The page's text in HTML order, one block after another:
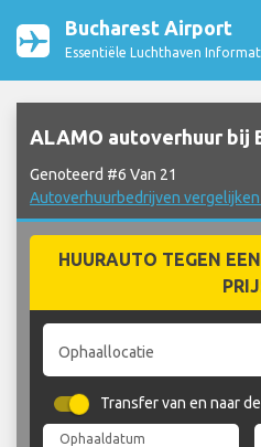
Bucharest Airport
Essentiële Luchthaven
ALAMO autoverhuur bij
Genoteerd #6 Van 21
Autoverhuurbedrijven
HUURAUTO TEGEN
Ophaallocatie
Transfer van en naar
Ophaaldatum